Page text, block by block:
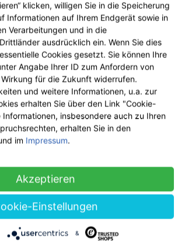
€
/ 1 l
-35%
ml
€
/ 1 l
-35%
Hanf Seife 100 g
inkl. 19% MwSt.
Grundpreis: 75.00 € / 1 kg
nicht lagernd
klicken, willigen Sie in die Speicherung
Informationen auf Ihrem Endgerät sowie in
Verarbeitungen und in die
ausdrücklich ein. Wenn Sie dies
Cookies gesetzt. Sie können Ihre
Angabe Ihrer ID zum Anfordern von
für die Zukunft widerrufen.
und weitere Informationen, u.a. zur
erhalten Sie über den Link "Cookie-
Informationen, insbesondere auch zu Ihren
erhalten Sie in den
im Impressum.
Akzeptieren
Einstellungen
&